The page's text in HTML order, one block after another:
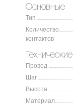
Основные
Тип
Количество
контактов
Технические
Провод
Шаг
Высота
Материал